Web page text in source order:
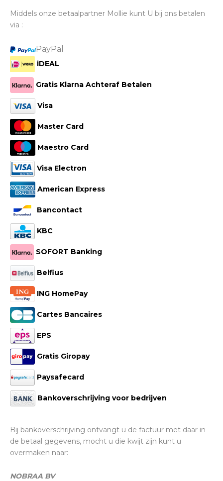
Middels onze betaalpartner Mollie kunt U bij ons betalen
via :
PayPal
iDEAL
Gratis Klarna Achteraf Betalen
Visa
Master Card
Maestro Card
Visa Electron
American Express
Bancontact
KBC
SOFORT Banking
Belfius
ING HomePay
Cartes Bancaires
EPS
Gratis Giropay
Paysafecard
Bankoverschrijving voor bedrijven
Bij bankoverschrijving ontvangt u de factuur met daar in
de betaal gegevens, mocht u die kwijt zijn kunt u
overmaken naar:
NOBRAA BV